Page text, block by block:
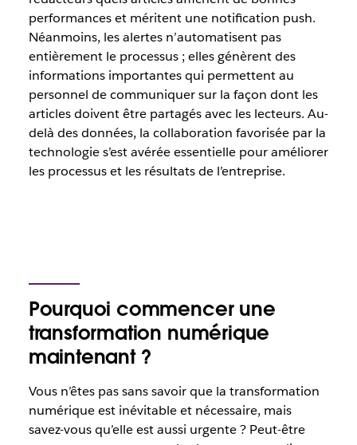
performances et méritent une notification push.
Néanmoins, les alertes n’automatisent pas
entièrement le processus ; elles génèrent des
informations importantes qui permettent au
personnel de communiquer sur la façon dont les
articles doivent être partagés avec les lecteurs. Au-
delà des données, la collaboration favorisée par la
technologie s’est avérée essentielle pour améliorer
les processus et les résultats de l’entreprise.
Pourquoi commencer une
transformation numérique
maintenant ?
Vous n’êtes pas sans savoir que la transformation
numérique est inévitable et nécessaire, mais
savez-vous qu’elle est aussi urgente ? Peut-être